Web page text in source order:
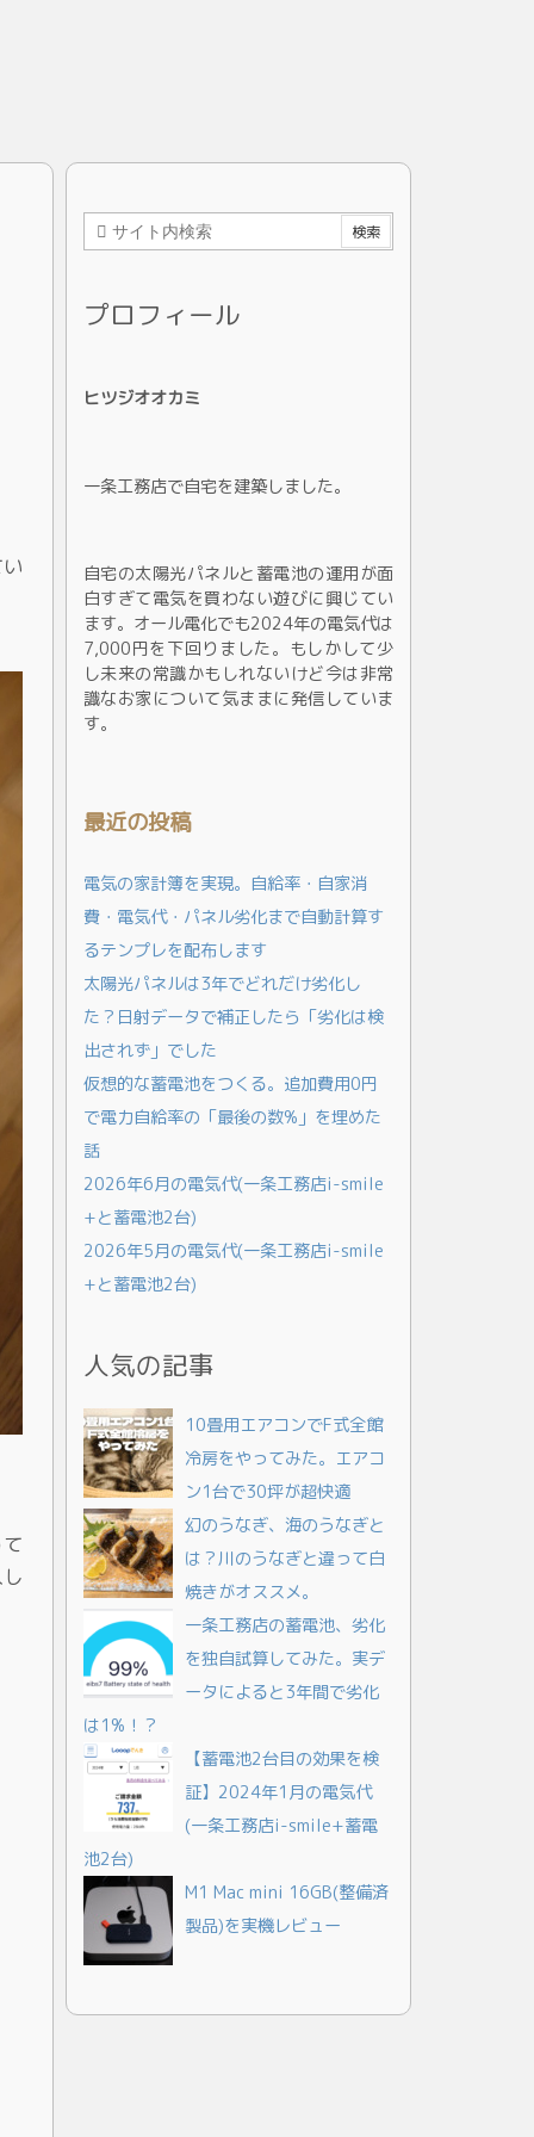
プロフィール
ヒツジオオカミ
一条工務店で自宅を建築しました。
自宅の太陽光パネルと蓄電池の運用が面
白すぎて電気を買わない遊びに興じてい
ます。オール電化でも2024年の電気代は
7,000円を下回りました。もしかして少
し未来の常識かもしれないけど今は非常
識なお家について気ままに発信していま
す。
最近の投稿
電気の家計簿を実現。自給率・自家消
費・電気代・パネル劣化まで自動計算す
るテンプレを配布します
太陽光パネルは3年でどれだけ劣化し
た？日射データで補正したら「劣化は検
出されず」でした
仮想的な蓄電池をつくる。追加費用0円
で電力自給率の「最後の数%」を埋めた
話
2026年6月の電気代(一条工務店i-smile
+と蓄電池2台)
2026年5月の電気代(一条工務店i-smile
+と蓄電池2台)
人気の記事
10畳用エアコンでF式全館
冷房をやってみた。エアコ
ン1台で30坪が超快適
幻のうなぎ、海のうなぎと
は？川のうなぎと違って白
焼きがオススメ。
一条工務店の蓄電池、劣化
を独自試算してみた。実デ
ータによると3年間で劣化
は1%！？
【蓄電池2台目の効果を検
証】2024年1月の電気代
(一条工務店i-smile+蓄電
池2台)
M1 Mac mini 16GB(整備済
製品)を実機レビュー